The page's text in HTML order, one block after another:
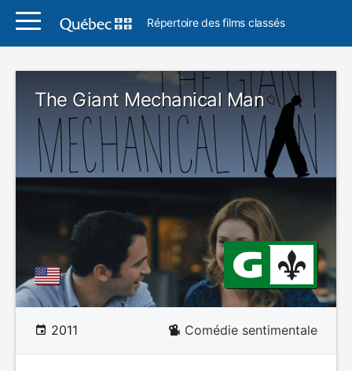
Répertoire des films classés
The Giant Mechanical Man
2011 Comédie sentimentale